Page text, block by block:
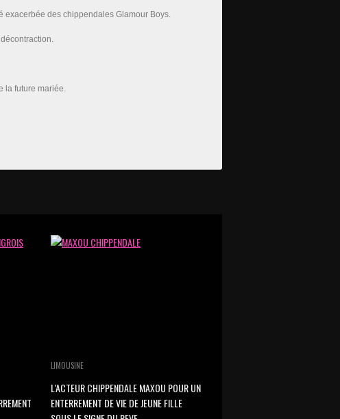
exacerbée des chippendales Glamour Boys.
la future mariée.
LIMOUSINE
L'ACTEUR CHIPPENDALE MAXOU POUR UN
ENTERREMENT DE VIE DE JEUNE FILLE